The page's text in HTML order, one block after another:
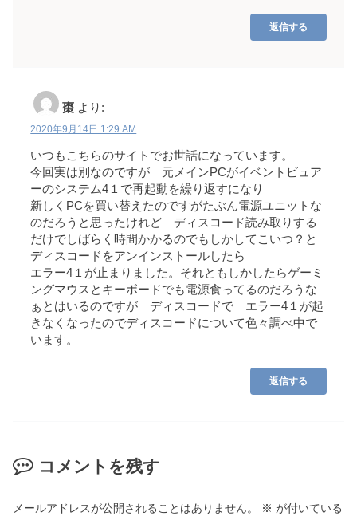
返信する
棗 より:
2020年9月14日 1:29 AM
いつもこちらのサイトでお世話になっています。
今回実は別なのですが 元メインPCがイベントビュア
ーのシステム4１で再起動を繰り返すになり
新しくPCを買い替えたのですがたぶん電源ユニットな
のだろうと思ったけれど ディスコード読み取りする
だけでしばらく時間かかるのでもしかしてこいつ？と
ディスコードをアンインストールしたら
エラー4１が止まりました。それともしかしたらゲーミ
ングマウスとキーボードでも電源食ってるのだろうな
ぁとはいるのですが ディスコードで エラー4１が起
きなくなったのでディスコードについて色々調べ中で
います。
返信する
コメントを残す
メールアドレスが公開されることはありません。 ※ が付いている